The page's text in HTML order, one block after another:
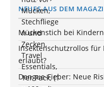
NEUES AUS DEM
Mückenstich bei
Insektenschutzrollos
erlaubt?
Dengue-Fieber: Neue